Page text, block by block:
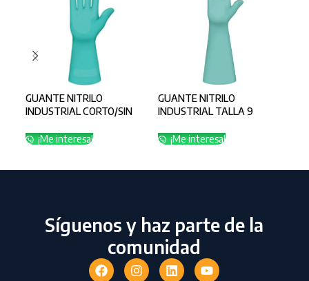
GUANTE NITRILO
INDUSTRIAL CORTO/SIN
¡Me interesa!
GUANTE NITRILO
INDUSTRIAL TALLA 9
¡Me interesa!
Síguenos y haz parte de la
comunidad